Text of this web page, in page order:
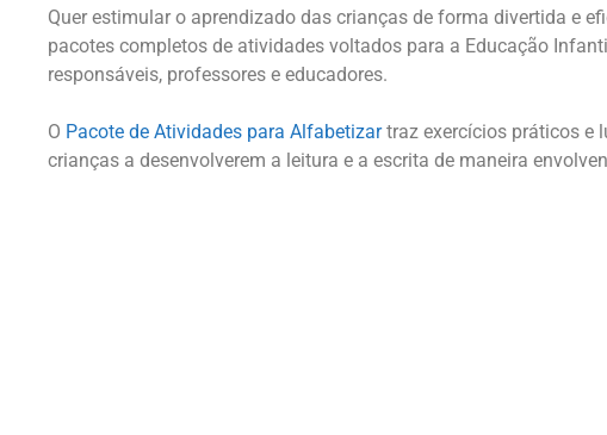
Quer estimular o aprendizado das crianças de forma divertida e
pacotes completos de atividades voltados para a Educação
responsáveis, professores e educadores.
O Pacote de Atividades para Alfabetizartraz exercícios práticos e
crianças a desenvolverem a leitura e a escrita de maneira